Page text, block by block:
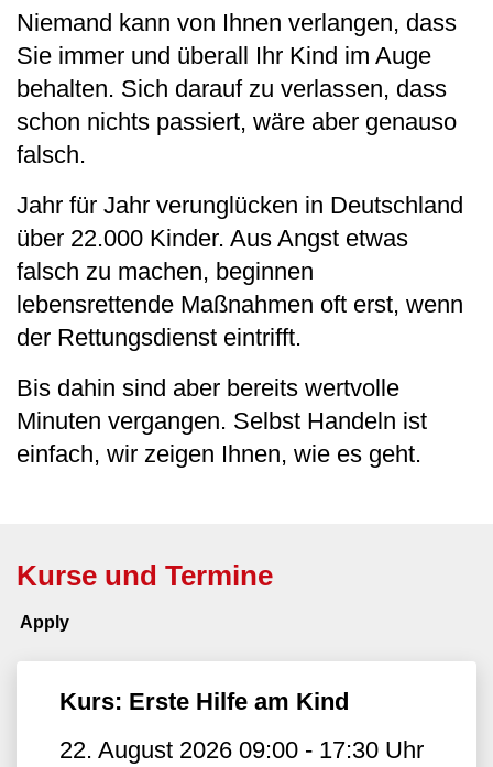
Niemand kann von Ihnen verlangen, dass
Sie immer und überall Ihr Kind im Auge
behalten. Sich darauf zu verlassen, dass
schon nichts passiert, wäre aber genauso
falsch.
Jahr für Jahr verunglücken in Deutschland
über 22.000 Kinder. Aus Angst etwas
falsch zu machen, beginnen
lebensrettende Maßnahmen oft erst, wenn
der Rettungsdienst eintrifft.
Bis dahin sind aber bereits wertvolle
Minuten vergangen. Selbst Handeln ist
einfach, wir zeigen Ihnen, wie es geht.
Kurse und Termine
Kurs: Erste Hilfe am Kind
22. August 2026 09:00 - 17:30 Uhr